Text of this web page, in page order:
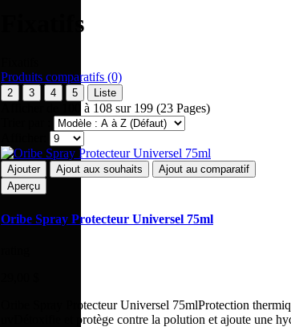
Fixatifs
Produits comparatifs (0)
2 3 4 5 Liste
Afficher de 100 à 108 sur 199 (23 Pages)
Ajouter Ajout aux souhaits
Ajout au comparatif
Aperçu
Oribe Spray Protecteur Universel 75ml
Oribe Spray Protecteur Universel 75mlProtection
uvDétoxifie et protège contre la polution et ajoute une